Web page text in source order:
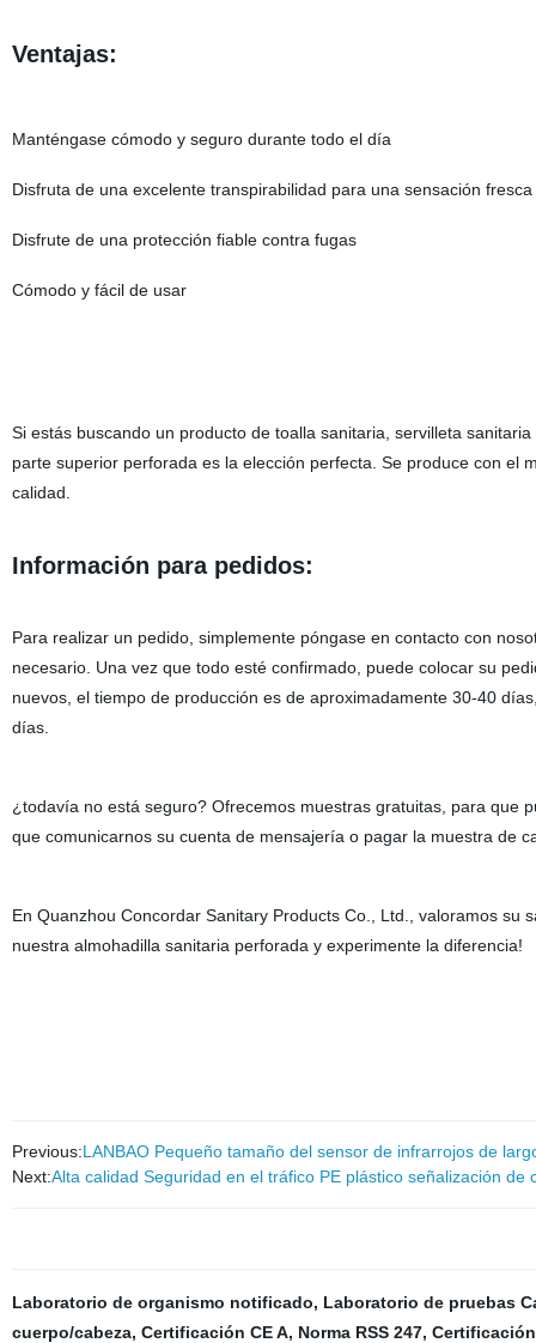
Ventajas:
Manténgase cómodo y seguro durante todo el día
Disfruta de una excelente transpirabilidad para una sensación fresca
Disfrute de una protección fiable contra fugas
Cómodo y fácil de usar
Si estás buscando un producto de toalla sanitaria, servilleta
parte superior perforada es la elección perfecta. Se produce con el
calidad.
Información para pedidos:
Para realizar un pedido, simplemente póngase en contacto con
necesario. Una vez que todo esté confirmado, puede colocar su
nuevos, el tiempo de producción es de aproximadamente 30-40
días.
¿todavía no está seguro? Ofrecemos muestras gratuitas, para que
que comunicarnos su cuenta de mensajería o pagar la muestra de
En Quanzhou Concordar Sanitary Products Co., Ltd., valoramos
nuestra almohadilla sanitaria perforada y experimente la diferencia!
Previous:LANBAO Pequeño tamaño del sensor de infrarrojos de
Next:Alta calidad Seguridad en el tráfico PE plástico señalización
Laboratorio de organismo notificado, Laboratorio de pruebas
cuerpo/cabeza, Certificación CE A, Norma RSS 247,